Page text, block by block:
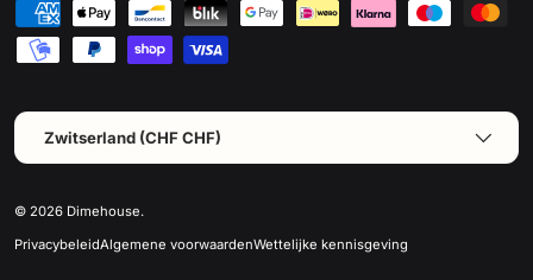
Geaccepteerde betaalmethoden
Land/Regio
Zwitserland (CHF CHF)
© 2026 Dimehouse.
PrivacybeleidAlgemene voorwaardenWettelijke kennisgeving